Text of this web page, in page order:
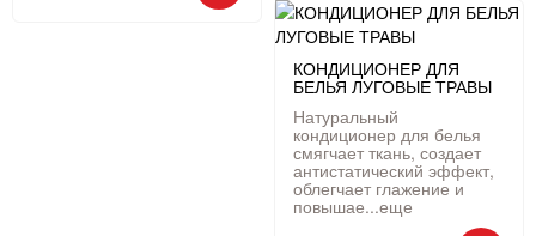
КОНДИЦИОНЕР ДЛЯ
БЕЛЬЯ ЛУГОВЫЕ ТРАВЫ
Натуральный
кондиционер для белья
смягчает ткань, создает
антистатический эффект,
облегчает глажение и
повышае...еще